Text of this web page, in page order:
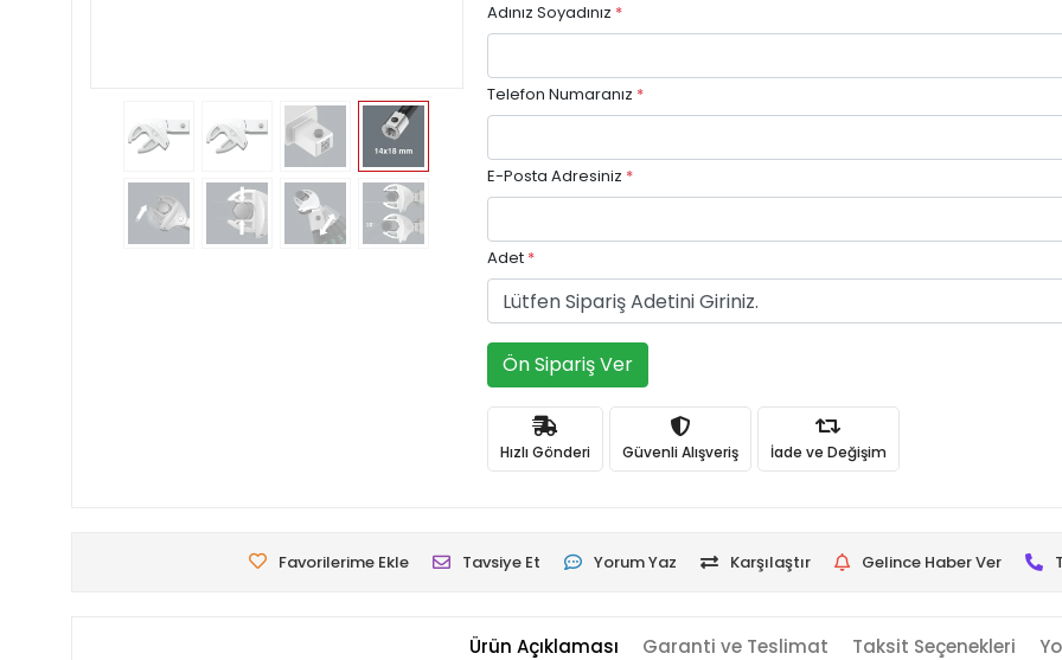
Adınız Soyadınız *
Telefon Numaranız *
E-Posta Adresiniz *
Adet *
Ön Sipariş Ver
Hızlı Gönderi Güvenli Alışveriş İade ve Değişim
geçebilirsiniz.
Stok
Favorilerime Ekle Tavsiye Et Yorum Yaz Karşılaştır Gelince Haber Ver
Ürün Açıklaması Garanti ve Teslimat Taksit Seçenekleri